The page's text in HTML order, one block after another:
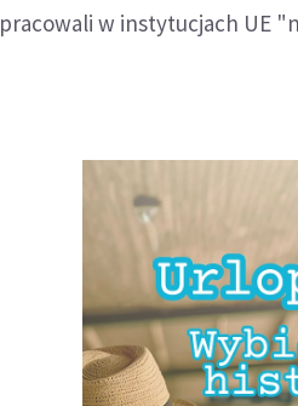
pracowali w instytucjach UE